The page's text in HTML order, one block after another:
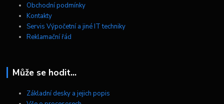
Obchodní podmínky
Kontakty
Servis Výpočetní a jiné IT techniky
Reklamační řád
Může se hodit...
Základní desky a jejich popis